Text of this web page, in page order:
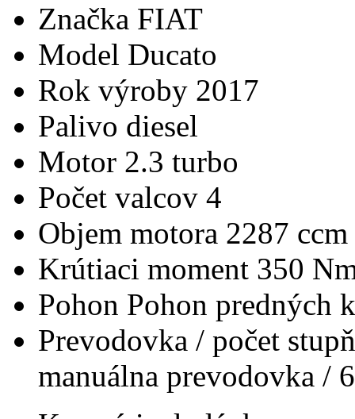
Značka FIAT
Model Ducato
Rok výroby 2017
Palivo diesel
Motor 2.3 turbo
Počet valcov 4
Objem motora 2287 ccm
Krútiaci moment 350
Pohon Pohon predných
Prevodovka / počet
manuálna prevodovka / 6